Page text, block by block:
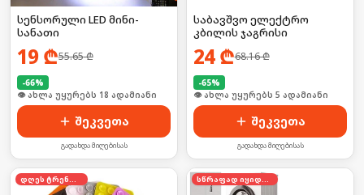
სენსორული LED მინი-
სანათი
19 ₾55.65₾
-66%
🛒 ბოლო 24სთ-ში იყიდა 25-მა
შეკვეთა
გადახდა მიღებისას
საბავშვო ელექტრო
კბილის ჯაგრისი
24₾68.16₾
-65%
🛒 ბოლო 24სთ-ში იყიდა 8-მა
შეკვეთა
გადახდა მიღებისას
დღეს ტრენდში სწრაფად იყიდება